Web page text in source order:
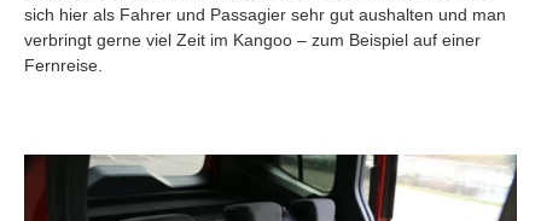
sich hier als Fahrer und Passagier sehr gut aushalten und man
verbringt gerne viel Zeit im Kangoo – zum Beispiel auf einer
Fernreise.